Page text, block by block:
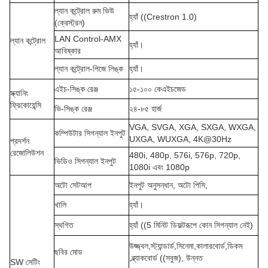
ল্যান কন্ট্রোল
ল্যান কন্ট্রোল রুম ভিউ
(ক্রেস্ট্রন)
হ্যাঁ ((Crestron 1.0)
LAN Control-AMX
আবিষ্কার
হ্যাঁ।
ল্যান কন্ট্রোল-পিজে লিঙ্ক হ্যাঁ।
স্ক্যানিং
ফ্রিকোয়েন্সি
এইচ-সিঙ্ক রেঞ্জ ১৫-১০০ কেএইচজেড
ভি-সিঙ্ক রেঞ্জ ২৪-৮৫ হার্জ
প্রদর্শন
রেজোলিউশন
কম্পিউটার সিগন্যাল ইনপুট
VGA, SVGA, XGA, SXGA, WXGA,
UXGA, WUXGA, 4K@30Hz
ভিডিও সিগন্যাল ইনপুট
480i, 480p, 576i, 576p, 720p,
1080i এবং 1080p
SW সেটিং
অটো সেটআপ ইনপুট অনুসন্ধান, অটো পিসি,
খালি হ্যাঁ।
স্থগিত হ্যাঁ ((5 মিনিট ডিফল্টরূপে কোন সিগন্যাল নেই)
ছবির মোড
উজ্জ্বল,স্ট্যান্ডার্ড,সিনেমা,কালারবোর্ড,ডিকম
,ব্ল্যাকবোর্ড ((সবুজ), উন্নত